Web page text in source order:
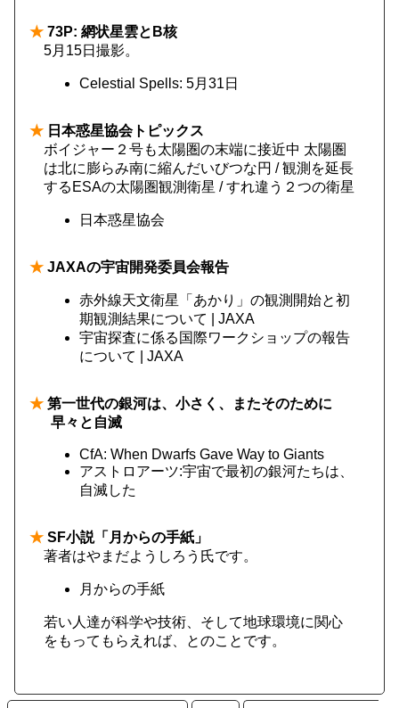
★ 73P: 網状星雲とB核
5月15日撮影。
Celestial Spells: 5月31日
★ 日本惑星協会トピックス
ボイジャー２号も太陽圏の末端に接近中 太陽圏
は北に膨らみ南に縮んだいびつな円 / 観測を延長
するESAの太陽圏観測衛星 / すれ違う２つの衛星
日本惑星協会
★ JAXAの宇宙開発委員会報告
赤外線天文衛星「あかり」の観測開始と初
期観測結果について | JAXA
宇宙探査に係る国際ワークショップの報告
について | JAXA
★ 第一世代の銀河は、小さく、またそのために
早々と自滅
CfA: When Dwarfs Gave Way to Giants
アストロアーツ:宇宙で最初の銀河たちは、
自滅した
★ SF小説「月からの手紙」
著者はやまだようしろう氏です。
月からの手紙
若い人達が科学や技術、そして地球環境に関心
をもってもらえれば、とのことです。